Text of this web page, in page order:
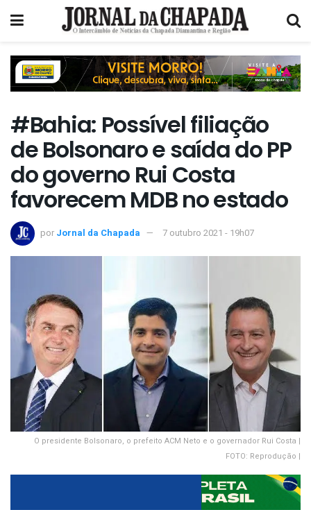
#Bahia: Possível filiação
de Bolsonaro e saída do PP
do governo Rui Costa
favorecem MDB no estado
por Jornal da Chapada 7 outubro 2021 - 19h07
O presidente Bolsonaro, o prefeito ACM Neto e o governador Rui Costa |
FOTO: Reprodução |